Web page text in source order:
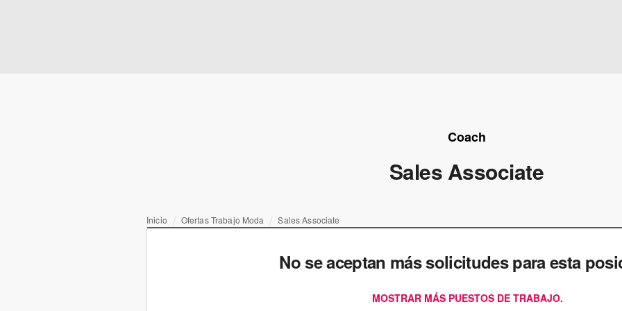
Coach
Sales Associate
Inicio Ofertas Trabajo Moda Sales Associate
No se aceptan más solicitudes para esta
MOSTRAR MÁS PUESTOS DE TRABAJO.